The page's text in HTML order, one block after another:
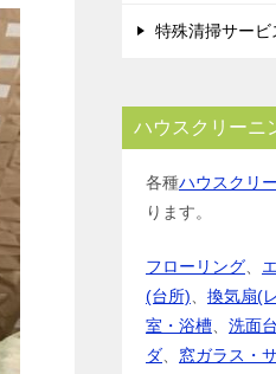
特殊清掃サービ
ハウスクリーニ
各種ハウスクリ
ります。
フローリング
(台所)
換気扇(
室・浴槽
洗面台
ダ
窓ガラス・